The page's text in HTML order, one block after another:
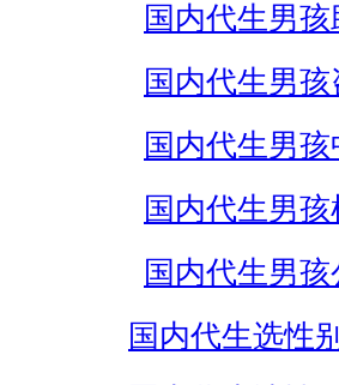
国内代生男孩
国内代生男孩
国内代生男孩
国内代生男孩
国内代生男孩
国内代生选性